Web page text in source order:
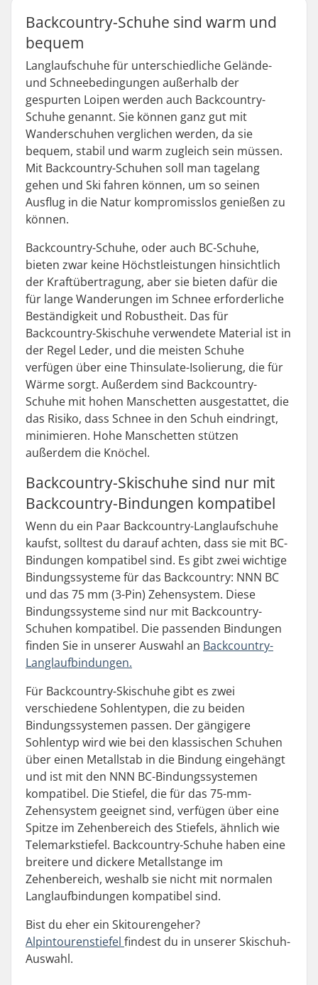
Backcountry-Schuhe sind warm und
bequem
Langlaufschuhe für unterschiedliche Gelände-
und Schneebedingungen außerhalb der
gespurten Loipen werden auch Backcountry-
Schuhe genannt. Sie können ganz gut mit
Wanderschuhen verglichen werden, da sie
bequem, stabil und warm zugleich sein müssen.
Mit Backcountry-Schuhen soll man tagelang
gehen und Ski fahren können, um so seinen
Ausflug in die Natur kompromisslos genießen zu
können.
Backcountry-Schuhe, oder auch BC-Schuhe,
bieten zwar keine Höchstleistungen hinsichtlich
der Kraftübertragung, aber sie bieten dafür die
für lange Wanderungen im Schnee erforderliche
Beständigkeit und Robustheit. Das für
Backcountry-Skischuhe verwendete Material ist in
der Regel Leder, und die meisten Schuhe
verfügen über eine Thinsulate-Isolierung, die für
Wärme sorgt. Außerdem sind Backcountry-
Schuhe mit hohen Manschetten ausgestattet, die
das Risiko, dass Schnee in den Schuh eindringt,
minimieren. Hohe Manschetten stützen
außerdem die Knöchel.
Backcountry-Skischuhe sind nur mit
Backcountry-Bindungen kompatibel
Wenn du ein Paar Backcountry-Langlaufschuhe
kaufst, solltest du darauf achten, dass sie mit BC-
Bindungen kompatibel sind. Es gibt zwei wichtige
Bindungssysteme für das Backcountry: NNN BC
und das 75 mm (3-Pin) Zehensystem. Diese
Bindungssysteme sind nur mit Backcountry-
Schuhen kompatibel. Die passenden Bindungen
finden Sie in unserer Auswahl an Backcountry-
Langlaufbindungen.
Für Backcountry-Skischuhe gibt es zwei
verschiedene Sohlentypen, die zu beiden
Bindungssystemen passen. Der gängigere
Sohlentyp wird wie bei den klassischen Schuhen
über einen Metallstab in die Bindung eingehängt
und ist mit den NNN BC-Bindungssystemen
kompatibel. Die Stiefel, die für das 75-mm-
Zehensystem geeignet sind, verfügen über eine
Spitze im Zehenbereich des Stiefels, ähnlich wie
Telemarkstiefel. Backcountry-Schuhe haben eine
breitere und dickere Metallstange im
Zehenbereich, weshalb sie nicht mit normalen
Langlaufbindungen kompatibel sind.
Bist du eher ein Skitourengeher?
Alpintourenstiefel findest du in unserer Skischuh-
Auswahl.